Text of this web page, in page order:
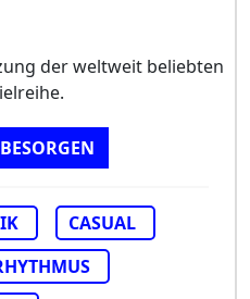
der weltweit beliebten
BESORGEN
CASUAL